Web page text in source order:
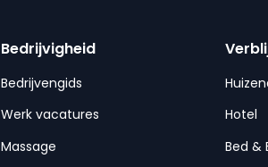
Bedrijvigheid
Bedrijvengids
Werk vacatures
Massage
Hotel
Bed &